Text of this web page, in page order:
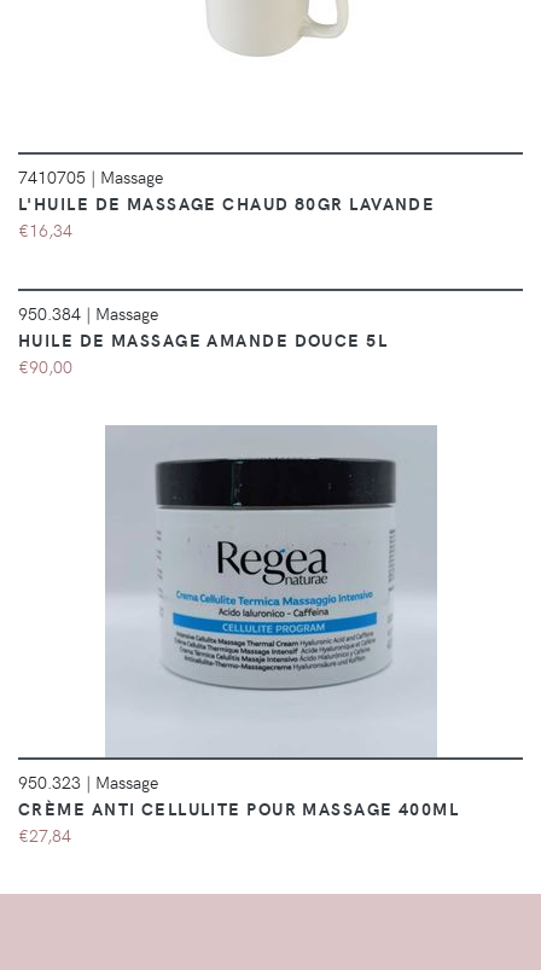
7410705 | Massage
L'HUILE DE MASSAGE CHAUD 80GR LAVANDE
€16,34
DÉTAILS
950.384 | Massage
HUILE DE MASSAGE AMANDE DOUCE 5L
€90,00
DÉTAILS
950.323 | Massage
CRÈME ANTI CELLULITE POUR MASSAGE 400ML
€27,84